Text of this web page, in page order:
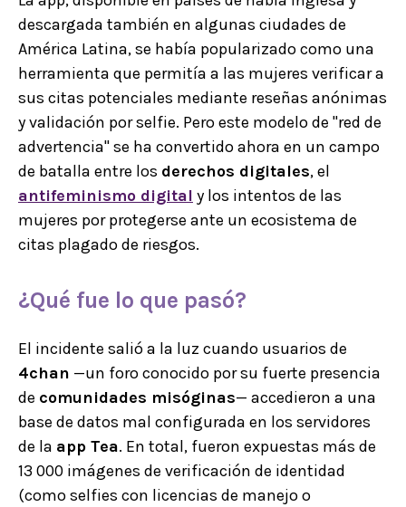
descargada también en algunas ciudades de
América Latina, se había popularizado como una
herramienta que permitía a las mujeres verificar a
sus citas potenciales mediante reseñas anónimas
y validación por selfie. Pero este modelo de "red de
advertencia" se ha convertido ahora en un campo
de batalla entre los derechos digitales, el
antifeminismo digital y los intentos de las
mujeres por protegerse ante un ecosistema de
citas plagado de riesgos.
¿Qué fue lo que pasó?
El incidente salió a la luz cuando usuarios de
4chan —un foro conocido por su fuerte presencia
de comunidades misóginas— accedieron a una
base de datos mal configurada en los servidores
de la app Tea. En total, fueron expuestas más de
13 000 imágenes de verificación de identidad
(como selfies con licencias de manejo o